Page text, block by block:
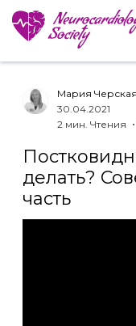
Мария Черская
30.04.2021
2 мин. Чтения
делать?
часть